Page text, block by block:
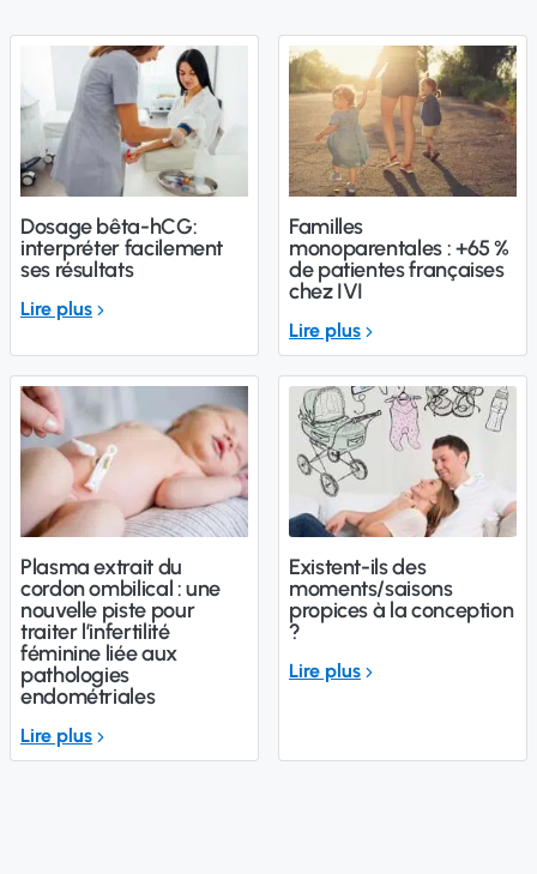
Dosage bêta-hCG:
interpréter facilement
ses résultats
Lire plus
Familles
monoparentales : +65 %
de patientes françaises
chez IVI
Lire plus
Plasma extrait du
cordon ombilical : une
nouvelle piste pour
traiter l’infertilité
féminine liée aux
pathologies
endométriales
Lire plus
Existent-ils des
moments/saisons
propices à la conception
?
Lire plus